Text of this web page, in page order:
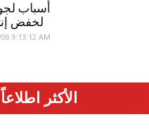
أسباب
لخفض
9:13:12 AM
الأكثر اطلاعاً